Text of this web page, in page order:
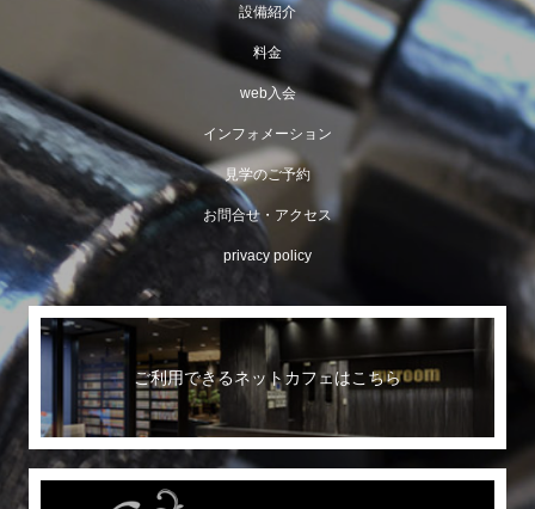
設備紹介
料金
web入会
インフォメーション
見学のご予約
お問合せ・アクセス
privacy policy
ご利用できるネットカフェはこちら